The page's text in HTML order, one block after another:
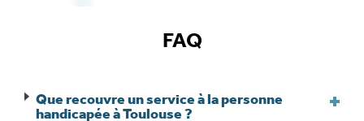
FAQ
Que recouvre un service à la personne
handicapée à Toulouse ?